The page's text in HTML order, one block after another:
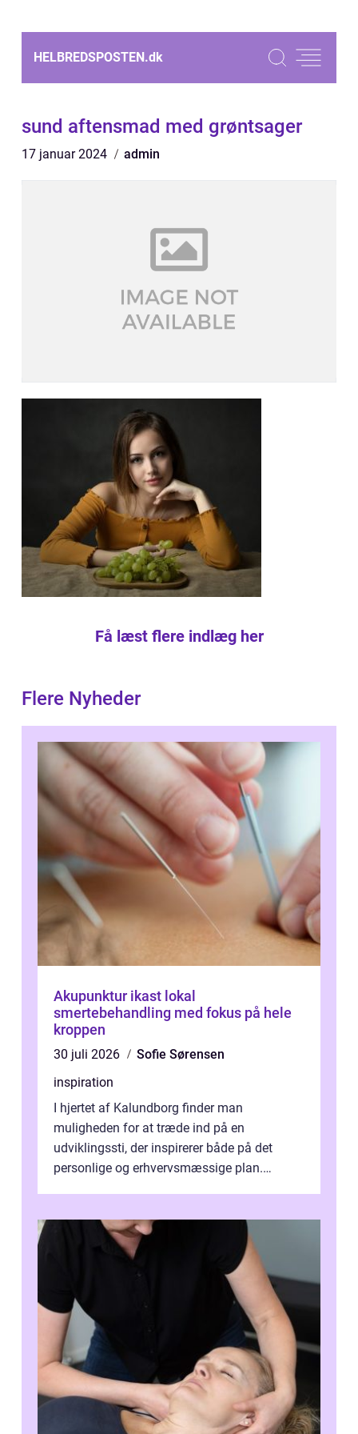
HELBREDSPOSTEN.dk
sund aftensmad med grøntsager
17 januar 2024 admin
Få læst flere indlæg her
Flere Nyheder
Akupunktur ikast lokal
smertebehandling med fokus på hele
kroppen
30 juli 2026
Sofie Sørensen
inspiration
I hjertet af Kalundborg finder man
muligheden for at træde ind på en
udviklingssti, der inspirerer både på det
personlige og erhvervsmæssige plan.